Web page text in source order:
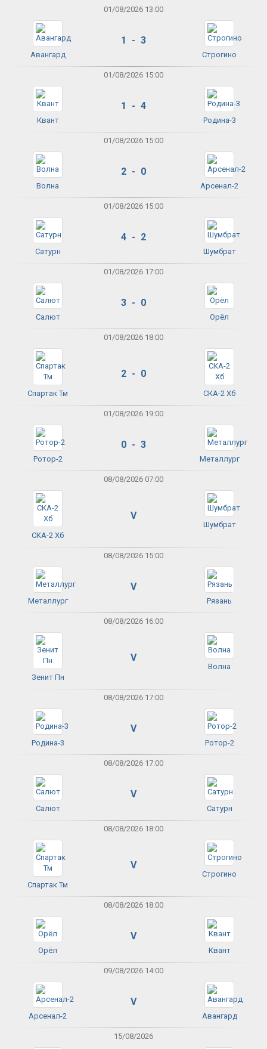
01/08/2026 13:00
Авангард
1 - 3
Строгино
01/08/2026 15:00
Квант
1 - 4
Родина-3
01/08/2026 15:00
Волна
2 - 0
Арсенал-2
01/08/2026 15:00
Сатурн
4 - 2
Шумбрат
01/08/2026 17:00
Салют
3 - 0
Орёл
01/08/2026 18:00
Спартак Тм
2 - 0
СКА-2 Хб
01/08/2026 19:00
Ротор-2
0 - 3
Металлург
08/08/2026 07:00
СКА-2 Хб
V
Шумбрат
08/08/2026 15:00
Металлург
V
Рязань
08/08/2026 16:00
Зенит Пн
V
Волна
08/08/2026 17:00
Родина-3
V
Ротор-2
08/08/2026 17:00
Салют
V
Сатурн
08/08/2026 18:00
Спартак Тм
V
Строгино
08/08/2026 18:00
Орёл
V
Квант
09/08/2026 14:00
Арсенал-2
V
Авангард
15/08/2026